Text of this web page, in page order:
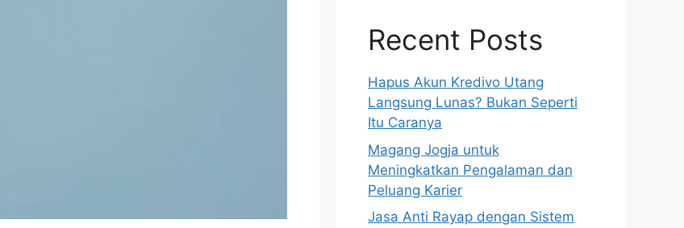
Recent Posts
Hapus Akun Kredivo Utang
Langsung Lunas? Bukan Seperti
Itu Caranya
Magang Jogja untuk
Meningkatkan Pengalaman dan
Peluang Karier
Jasa Anti Rayap dengan Sistem